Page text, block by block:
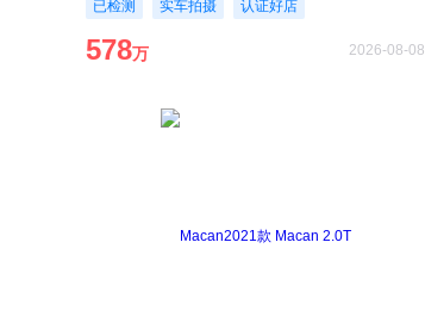
已检测
实车拍摄 认证好店
578万 2026-08-08